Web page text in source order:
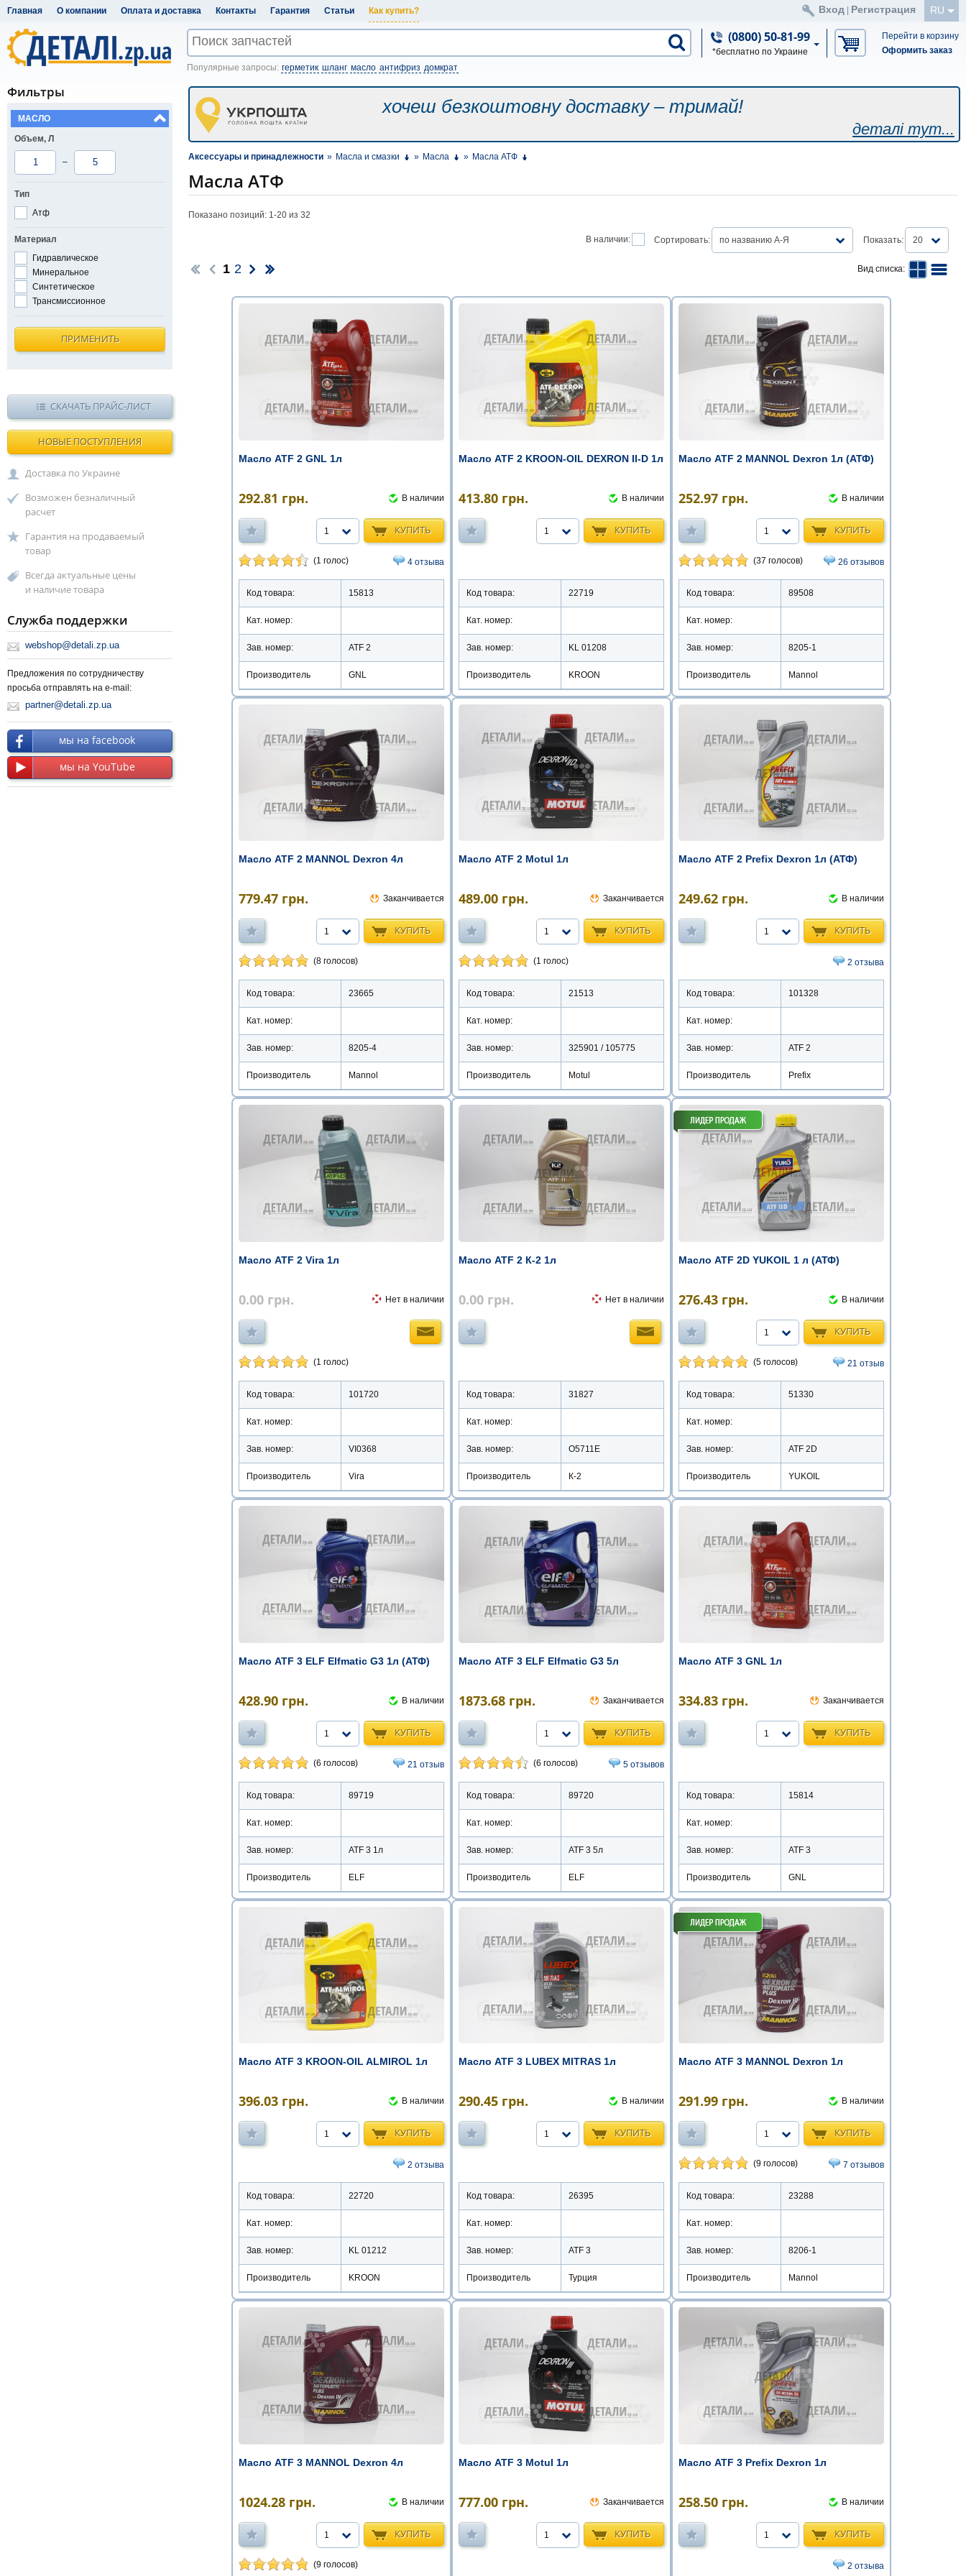
Главная О компании Оплата и доставка Контакты Гарантия Статьи Как купить? RU
Вход Регистрация
(0800) 50-81-99
*бесплатно по Украине
Перейти в корзину
Оформить заказ
Популярные запросы: герметик шланг масло антифриз домкрат
хочеш безкоштовну доставку – тримай!
деталі тут...
Аксессуары и принадлежности » Масла и смазки » Масла » Масла АТФ
Масла АТФ
Показано позиций: 1-20 из 32
В наличии: Сортировать: по названию А-Я Показать: 20
1 2 Вид списка:
Масло ATF 2 GNL 1л
292.81 грн. В наличии
КУПИТЬ
1
(1 голос) 4 отзыва
Код товара: 15813
Кат. номер:
Зав. номер: ATF 2
Производитель GNL
Масло ATF 2 KROON-OIL DEXRON II-D 1л
413.80 грн. В наличии
КУПИТЬ
1
Код товара: 22719
Кат. номер:
Зав. номер: KL 01208
Производитель KROON
Масло ATF 2 MANNOL Dexron 1л (АТФ)
252.97 грн. В наличии
КУПИТЬ
1
(37 голосов) 26 отзывов
Код товара: 89508
Кат. номер:
Зав. номер: 8205-1
Производитель Mannol
Масло ATF 2 MANNOL Dexron 4л
779.47 грн. Заканчивается
КУПИТЬ
1
(8 голосов)
Код товара: 23665
Кат. номер:
Зав. номер: 8205-4
Производитель Mannol
Масло ATF 2 Motul 1л
489.00 грн. Заканчивается
КУПИТЬ
1
(1 голос)
Код товара: 21513
Кат. номер:
Зав. номер: 325901 / 105775
Производитель Motul
Масло ATF 2 Prefix Dexron 1л (АТФ)
249.62 грн. В наличии
КУПИТЬ
1
2 отзыва
Код товара: 101328
Кат. номер:
Зав. номер: ATF 2
Производитель Prefix
Масло ATF 2 Vira 1л
0.00 грн. Нет в наличии
(1 голос)
Код товара: 101720
Кат. номер:
Зав. номер: VI0368
Производитель Vira
Масло ATF 2 К-2 1л
0.00 грн. Нет в наличии
Код товара: 31827
Кат. номер:
Зав. номер: O5711E
Производитель К-2
Масло ATF 2D YUKOIL 1 л (АТФ)
276.43 грн. В наличии
КУПИТЬ
1
(5 голосов) 21 отзыв
Код товара: 51330
Кат. номер:
Зав. номер: ATF 2D
Производитель YUKOIL
Масло ATF 3 ELF Elfmatic G3 1л (АТФ)
428.90 грн. В наличии
КУПИТЬ
1
(6 голосов) 21 отзыв
Код товара: 89719
Кат. номер:
Зав. номер: ATF 3 1л
Производитель ELF
Масло ATF 3 ELF Elfmatic G3 5л
1873.68 грн. Заканчивается
КУПИТЬ
1
(6 голосов) 5 отзывов
Код товара: 89720
Кат. номер:
Зав. номер: ATF 3 5л
Производитель ELF
Масло ATF 3 GNL 1л
334.83 грн. Заканчивается
КУПИТЬ
1
Код товара: 15814
Кат. номер:
Зав. номер: ATF 3
Производитель GNL
Масло ATF 3 KROON-OIL ALMIROL 1л
396.03 грн. В наличии
КУПИТЬ
1
2 отзыва
Код товара: 22720
Кат. номер:
Зав. номер: KL 01212
Производитель KROON
Масло ATF 3 LUBEX MITRAS 1л
290.45 грн. В наличии
КУПИТЬ
1
Код товара: 26395
Кат. номер:
Зав. номер: ATF 3
Производитель Турция
Масло ATF 3 MANNOL Dexron 1л
291.99 грн. В наличии
КУПИТЬ
1
(9 голосов) 7 отзывов
Код товара: 23288
Кат. номер:
Зав. номер: 8206-1
Производитель Mannol
Масло ATF 3 MANNOL Dexron 4л
1024.28 грн. В наличии
КУПИТЬ
1
(9 голосов)
Масло ATF 3 Motul 1л
777.00 грн. Заканчивается
КУПИТЬ
1
Масло ATF 3 Prefix Dexron 1л
258.50 грн. В наличии
КУПИТЬ
1
2 отзыва
Фильтры
МАСЛО
Объем, Л
–
Тип
Атф
Материал
Гидравлическое
Минеральное
Синтетическое
Трансмиссионное
ПРИМЕНИТЬ
СКАЧАТЬ ПРАЙС-ЛИСТ
НОВЫЕ ПОСТУПЛЕНИЯ
Доставка по Украине
Возможен безналичный
расчет
Гарантия на продаваемый
товар
Всегда актуальные цены
и наличие товара
Служба поддержки
webshop@detali.zp.ua
Предложения по сотрудничеству
просьба отправлять на e-mail:
partner@detali.zp.ua
мы на facebook
мы на YouTube